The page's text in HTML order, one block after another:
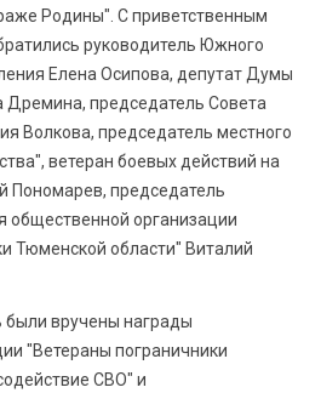
Родины". С приветственным
руководитель Южного
Елена Осипова, депутат Думы
Дремина, председатель Совета
Волкова, председатель местного
ветеран боевых действий на
Пономарев, председатель
общественной организации
Тюменской области" Виталий
были вручены награды
"Ветераны пограничники
СВО" и